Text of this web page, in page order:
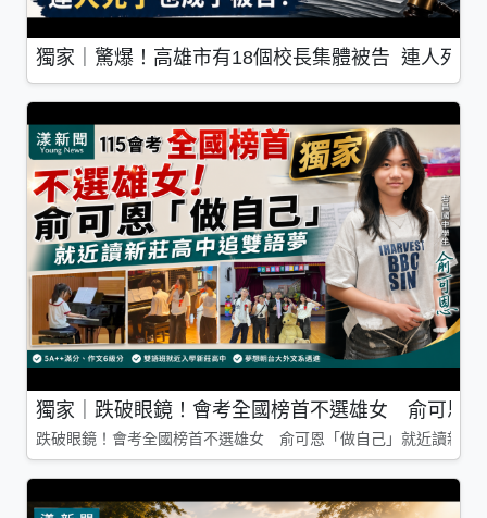
獨家｜驚爆！高雄市有18個校長集體被告 連人死了
獨家｜跌破眼鏡！會考全國榜首不選雄女 俞可恩
跌破眼鏡！會考全國榜首不選雄女 俞可恩「做自己」就近讀新莊